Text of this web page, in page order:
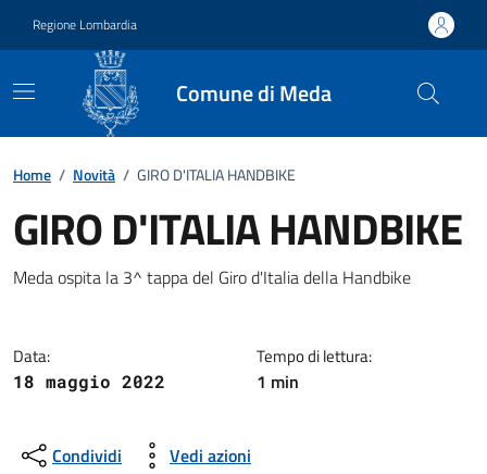
Regione Lombardia
Comune di Meda
Home / Novità / GIRO D'ITALIA HANDBIKE
GIRO D'ITALIA HANDBIKE
Dettagli della notizia
Meda ospita la 3^ tappa del Giro d'Italia della Handbike
Data:
18 maggio 2022
Tempo di lettura:
1 min
Condividi Vedi azioni